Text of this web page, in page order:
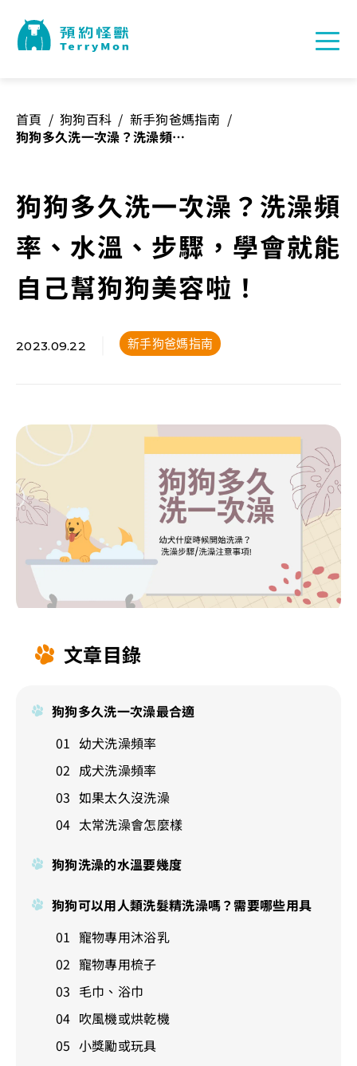
首頁 / 狗狗百科 / 新手狗爸媽指南 /
狗狗多久洗一次澡？洗澡頻
狗狗多久洗一次澡？洗澡頻
率、水溫、步驟，學會就能
自己幫狗狗美容啦！
2023.09.22 新手狗爸媽指南
文章目錄
狗狗多久洗一次澡最合適
幼犬洗澡頻率
成犬洗澡頻率
如果太久沒洗澡
太常洗澡會怎麼樣
狗狗洗澡的水溫要幾度
狗狗可以用人類洗髮精洗澡嗎？需要哪些用具
寵物專用沐浴乳
寵物專用梳子
毛巾、浴巾
吹風機或烘乾機
小獎勵或玩具